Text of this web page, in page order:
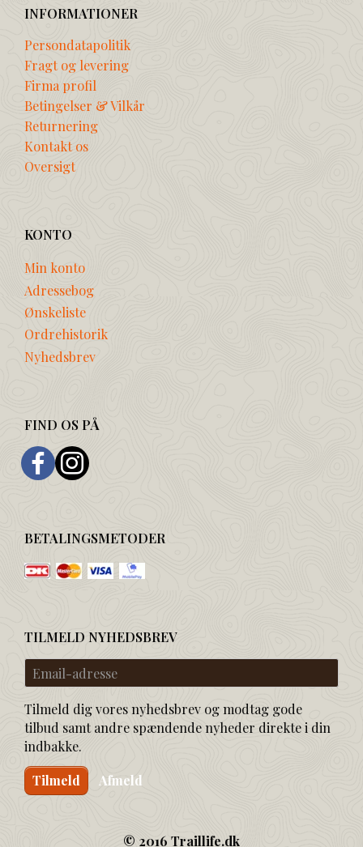
INFORMATIONER
Persondatapolitik
Fragt og levering
Firma profil
Betingelser & Vilkår
Returnering
Kontakt os
Oversigt
KONTO
Min konto
Adressebog
Ønskeliste
Ordrehistorik
Nyhedsbrev
FIND OS PÅ
BETALINGSMETODER
TILMELD NYHEDSBREV
Email-
adresse
Tilmeld dig vores nyhedsbrev og modtag gode
tilbud samt andre spændende nyheder direkte i din
indbakke.
Tilmeld Afmeld
© 2016 Traillife.dk